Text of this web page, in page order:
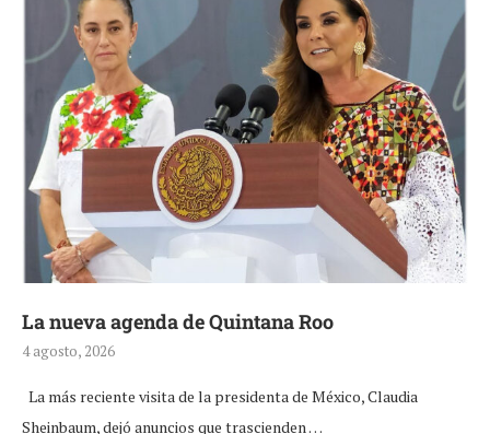
La nueva agenda de Quintana Roo
4 agosto, 2026
La más reciente visita de la presidenta de México, Claudia
Sheinbaum, dejó anuncios que trascienden …